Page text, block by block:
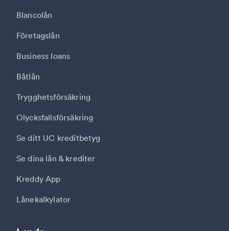
Blancolån
Företagslån
Business loans
Båtlån
Trygghetsförsäkring
Olycksfallsförsäkring
Se ditt UC kreditbetyg
Se dina lån & krediter
Kreddy App
Lånekalkylator